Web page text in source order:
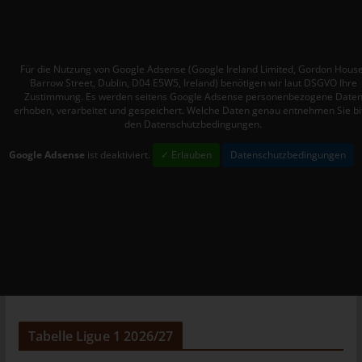
Für die Nutzung von Google Adsense (Google Ireland Limited, Gordon
Barrow Street, Dublin, D04 E5W5, Ireland) benötigen wir laut DSGVO Ihre
Zustimmung. Es werden seitens Google Adsense personenbezogene Daten
erhoben, verarbeitet und gespeichert. Welche Daten genau entnehmen Sie
den Datenschutzbedingungen.
Google Adsense ist deaktiviert. ✓ Erlauben Datenschutzbedingungen
Tabelle Ligue 1 2026/27
Behörde, Einrichtung oder andere Stelle, die personenbezogene
Daten im Auftrag des Verantwortlichen verarbeitet.
i) Empfänger
Einrichtung oder andere Stelle, der personenbezogene Daten
j) Dritter
Dritter ist eine natürliche oder juristische Person, Behörde,
Einrichtung oder andere Stelle außer der betroffenen Person,